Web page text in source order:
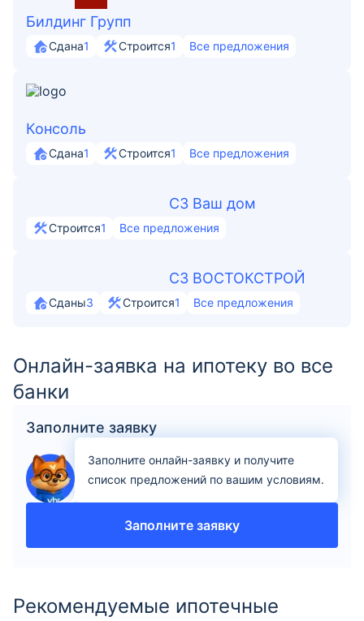
Билдинг Групп
Сдана1 Строится1 Все предложения
Консоль
Сдана1 Строится1 Все предложения
СЗ Ваш дом
Строится1 Все предложения
СЗ ВОСТОКСТРОЙ
Сданы3 Строится1 Все предложения
Онлайн-заявка на ипотеку во все
банки
Заполните заявку
Заполните онлайн-заявку и получите
список предложений по вашим условиям.
Заполните заявку
Рекомендуемые ипотечные